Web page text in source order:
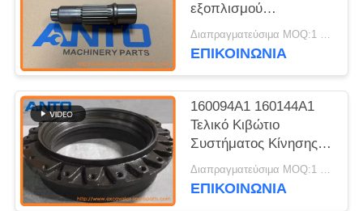
εξοπλισμού
εξοπλισμού
εξοπλισμού
εξοπλισμού
εξοπλισμού
Διαπραγματεύσιμα MOQ:1 ΤΕΜ
ΕΠΙΚΟΙΝΩΝΙΑ
160094A1 160144A1
Τελικό Κιβώτιο
Συστήματος Κίνησης
Γρανάζι Εκσκαφέα
Ανταλλακτικά
Διαπραγματεύσιμα MOQ:1 τεμ
ΕΠΙΚΟΙΝΩΝΙΑ